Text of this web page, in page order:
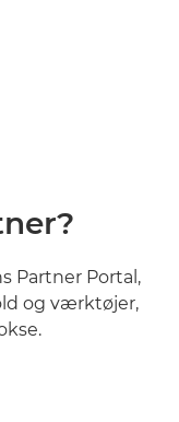
Partner Portal,
og værktøjer,